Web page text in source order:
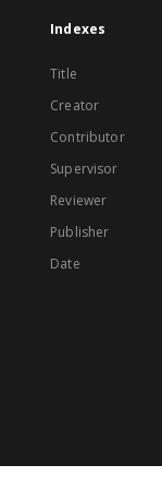
Indexes
Title
Creator
Contributor
Supervisor
Reviewer
Publisher
Date